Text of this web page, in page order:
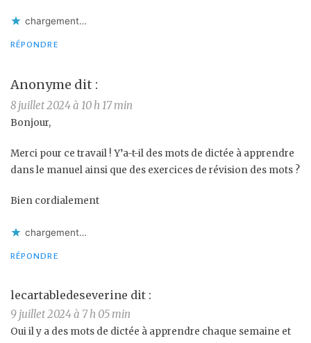
chargement…
RÉPONDRE
Anonyme dit :
8 juillet 2024 à 10 h 17 min
Bonjour,
Merci pour ce travail ! Y’a-t-il des mots de dictée à apprendre
dans le manuel ainsi que des exercices de révision des mots ?
Bien cordialement
chargement…
RÉPONDRE
lecartabledeseverine dit :
9 juillet 2024 à 7 h 05 min
Oui il y a des mots de dictée à apprendre chaque semaine et